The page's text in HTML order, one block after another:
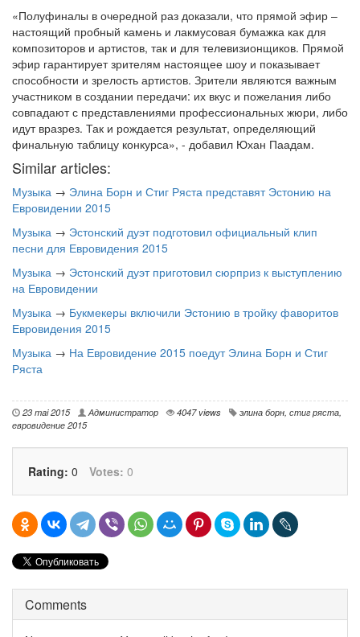
«Полуфиналы в очередной раз доказали, что прямой эфир –
настоящий пробный камень и лакмусовая бумажка как для
композиторов и артистов, так и для телевизионщиков. Прямой
эфир гарантирует зрителям настоящее шоу и показывает
способности и зрелость артистов. Зрители являются важным
участником в создании передачи: их вкус и пожелания либо
совпадают с представлениями профессиональных жюри, либо
идут вразрез. Так и рождается результат, определяющий
финальную таблицу конкурса», - добавил Юхан Паадам.
Similar articles:
Музыка → Элина Борн и Стиг Ряста представят Эстонию на
Евровидении 2015
Музыка → Эстонский дуэт подготовил официальный клип
песни для Евровидения 2015
Музыка → Эстонский дуэт приготовил сюрприз к выступлению
на Евровидении
Музыка → Букмекеры включили Эстонию в тройку фаворитов
Евровидения 2015
Музыка → На Евровидение 2015 поедут Элина Борн и Стиг
Ряста
23 mai 2015 Администратор 4047 views элина борн, стиг ряста,
евровидение 2015
Rating: 0 Votes: 0
Comments